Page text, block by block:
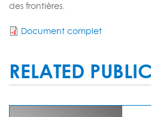
des frontières.
Document complet
RELATED